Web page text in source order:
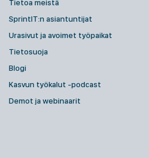
Tietoa meistä
SprintIT:n asiantuntijat
Urasivut ja avoimet työpaikat
Tietosuoja
Blogi
Kasvun työkalut -podcast
Demot ja webinaarit